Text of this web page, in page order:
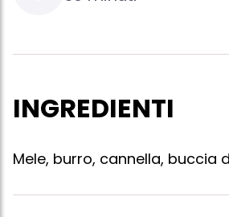
INGREDIENTI
Mele, burro, cannella, buccia